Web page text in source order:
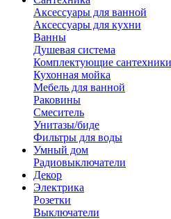
Аксессуары для ванной
Аксессуары для кухни
Ванны
Душевая система
Комплектующие сантехники
Кухонная мойка
Мебель для ванной
Раковины
Смеситель
Унитазы/биде
Фильтры для воды
Умный дом
Радиовыключатели
Декор
Электрика
Розетки
Выключатели